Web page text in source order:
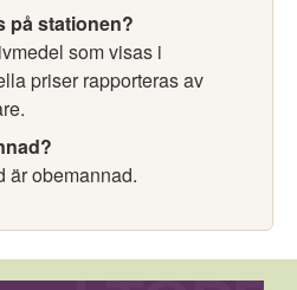
på stationen?
som visas i
priser rapporteras av
är obemannad.